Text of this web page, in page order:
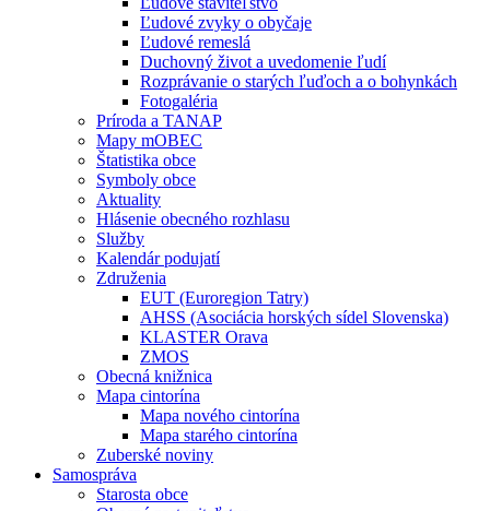
Ľudové zvyky o obyčaje
Ľudové remeslá
Duchovný život a uvedomenie ľudí
Rozprávanie o starých ľuďoch a o bohynkách
Fotogaléria
Príroda a TANAP
Mapy mOBEC
Štatistika obce
Symboly obce
Aktuality
Hlásenie obecného rozhlasu
Služby
Kalendár podujatí
Združenia
EUT (Euroregion Tatry)
AHSS (Asociácia horských sídel Slovenska)
KLASTER Orava
ZMOS
Obecná knižnica
Mapa cintorína
Mapa nového cintorína
Mapa starého cintorína
Zuberské noviny
Samospráva
Starosta obce